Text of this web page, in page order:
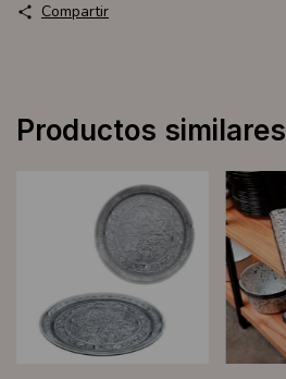
Compartir
Productos similares